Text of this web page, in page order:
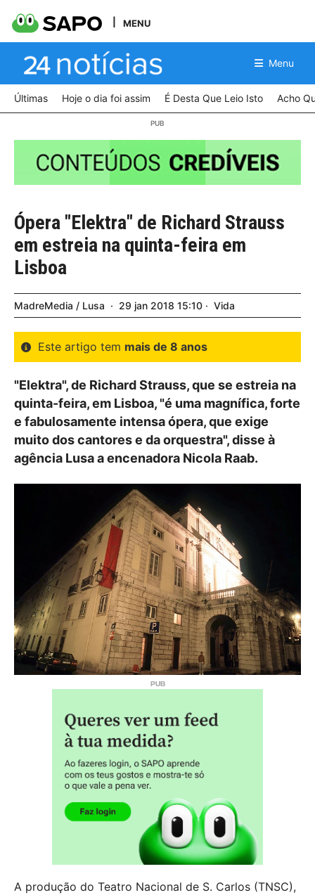
MENU
Menu
Últimas Hoje o dia foi assim É Desta Que Leio Isto Acho
Ópera "Elektra" de Richard Strauss
em estreia na quinta-feira em
Lisboa
MadreMedia / Lusa 29 jan 2018 15:10 Vida
Este artigo tem mais de 8 anos
"Elektra", de Richard Strauss, que se estreia na
quinta-feira, em Lisboa, "é uma magnífica, forte
e fabulosamente intensa ópera, que exige
muito dos cantores e da orquestra", disse à
agência Lusa a encenadora Nicola Raab.
A produção do Teatro Nacional de S. Carlos (TNSC),